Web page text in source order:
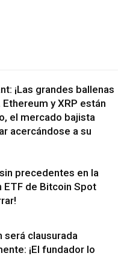
¡Las grandes ballenas
y XRP están
el mercado bajista
acercándose a su
sin precedentes en la
ETF de Bitcoin Spot
será clausurada
¡El fundador lo